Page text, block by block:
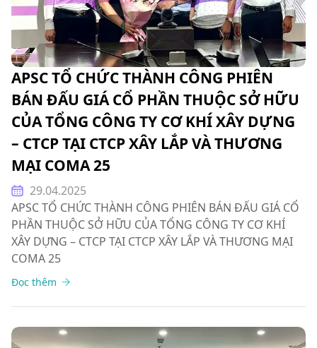
APSC TỔ CHỨC THÀNH CÔNG PHIÊN
BÁN ĐẤU GIÁ CỔ PHẦN THUỘC SỞ HỮU
CỦA TỔNG CÔNG TY CƠ KHÍ XÂY DỰNG
– CTCP TẠI CTCP XÂY LẮP VÀ THƯƠNG
MẠI COMA 25
29.04.2025
APSC TỔ CHỨC THÀNH CÔNG PHIÊN BÁN ĐẤU GIÁ CỔ
PHẦN THUỘC SỞ HỮU CỦA TỔNG CÔNG TY CƠ KHÍ
XÂY DỰNG – CTCP TẠI CTCP XÂY LẮP VÀ THƯƠNG MẠI
COMA 25
Đọc thêm